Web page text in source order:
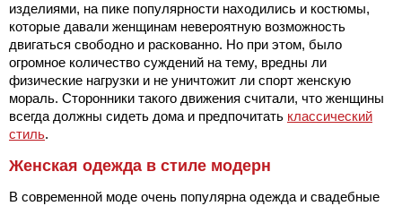
изделиями, на пике популярности находились и костюмы,
которые давали женщинам невероятную возможность
двигаться свободно и раскованно. Но при этом, было
огромное количество суждений на тему, вредны ли
физические нагрузки и не уничтожит ли спорт женскую
мораль. Сторонники такого движения считали, что женщины
всегда должны сидеть дома и предпочитать классический
стиль.
Женская одежда в стиле модерн
В современной моде очень популярна одежда и свадебные